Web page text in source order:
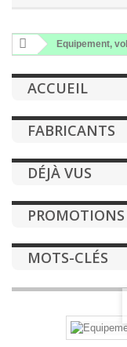
Equipement,
ACCUEIL
FABRICANTS
DÉJÀ VUS
PROMOTIONS
MOTS-CLÉS